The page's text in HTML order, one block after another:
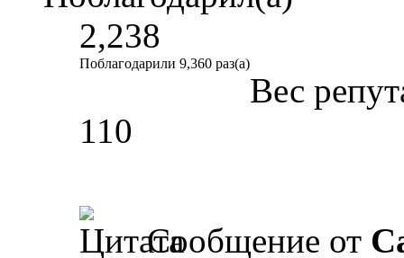
2,238
Поблагодарили 9,360 раз(а)
Вес
110
Сообщение от